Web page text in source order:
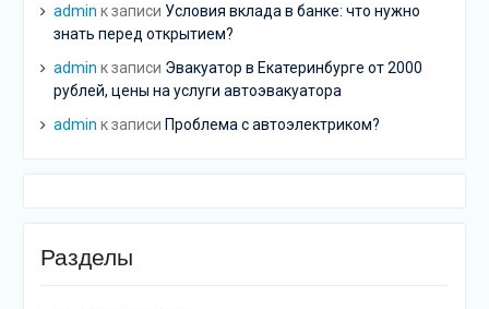
admin к записи Условия вклада в банке: что нужно
знать перед открытием?
admin к записи Эвакуатор в Екатеринбурге от 2000
рублей, цены на услуги автоэвакуатора
admin к записи Проблема с автоэлектриком?
Разделы